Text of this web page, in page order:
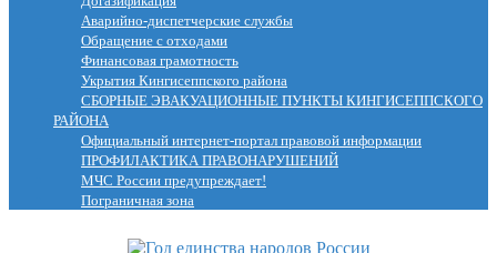
Аварийно-диспетчерские службы
Обращение с отходами
Финансовая грамотность
Укрытия Кингисеппского района
СБОРНЫЕ ЭВАКУАЦИОННЫЕ ПУНКТЫ КИНГИСЕППСКОГО
РАЙОНА
Официальный интернет-портал правовой информации
ПРОФИЛАКТИКА ПРАВОНАРУШЕНИЙ
МЧС России предупреждает!
Пограничная зона